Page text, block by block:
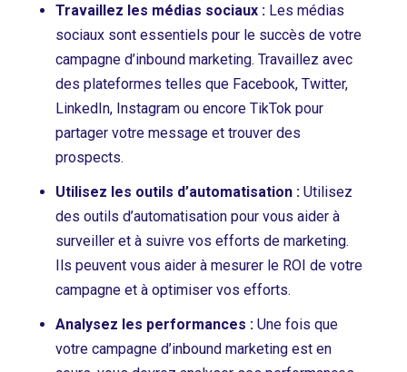
Travaillez les médias sociaux :Les médias
sociaux sont essentiels pour le succès de votre
campagne d’inbound marketing. Travaillez avec
des plateformes telles que Facebook, Twitter,
LinkedIn, Instagram ou encore TikTok pour
partager votre message et trouver des
prospects.
Utilisez les outils d’automatisation :Utilisez
des outils d’automatisation pour vous aider à
surveiller et à suivre vos efforts de marketing.
Ils peuvent vous aider à mesurer le ROI de votre
campagne et à optimiser vos efforts.
Analysez les performances :Une fois que
votre campagne d’inbound marketing est en